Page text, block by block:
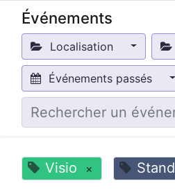
Événements
Localisation
Événements passés
Visio × Stand